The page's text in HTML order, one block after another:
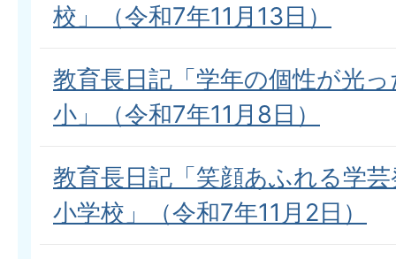
校」（令和7年11月13日）
教育長日記「学年の個性が光
小」（令和7年11月8日）
教育長日記「笑顔あふれる学
小学校」（令和7年11月2日）